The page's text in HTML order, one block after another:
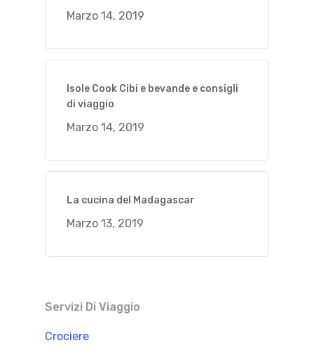
Marzo 14, 2019
Isole Cook Cibi e bevande e consigli
di viaggio
Marzo 14, 2019
La cucina del Madagascar
Marzo 13, 2019
Servizi Di Viaggio
Crociere